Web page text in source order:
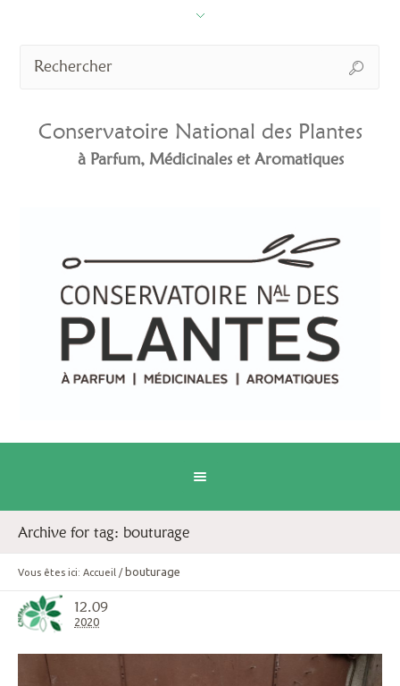
Conservatoire National des Plantes
à Parfum, Médicinales et Aromatiques
Archive for tag: bouturage
Vous êtes ici: Accueil / bouturage
12.09
2020